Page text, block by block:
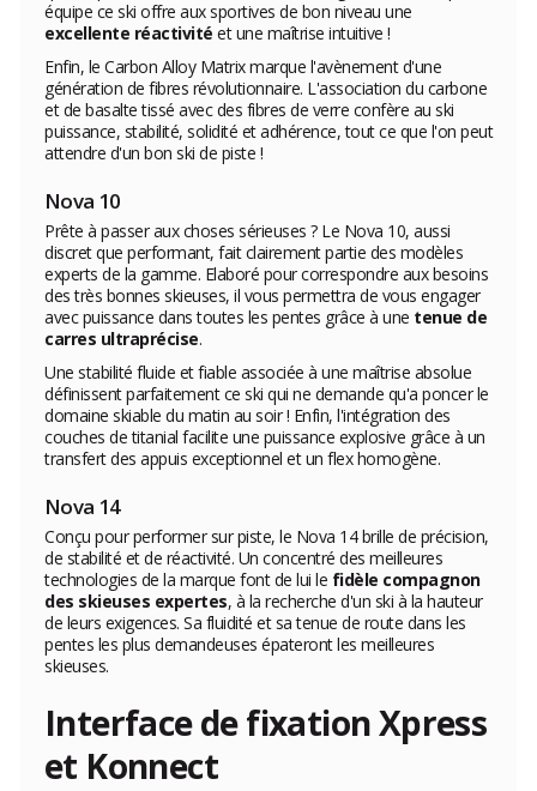
équipe ce ski offre aux sportives de bon niveau une
excellente réactivité et une maîtrise intuitive !
Enfin, le Carbon Alloy Matrix marque l'avènement d'une
génération de fibres révolutionnaire. L'association du carbone
et de basalte tissé avec des fibres de verre confère au ski
puissance, stabilité, solidité et adhérence, tout ce que l'on peut
attendre d'un bon ski de piste !
Nova 10
Prête à passer aux choses sérieuses ? Le Nova 10, aussi
discret que performant, fait clairement partie des modèles
experts de la gamme. Elaboré pour correspondre aux besoins
des très bonnes skieuses, il vous permettra de vous engager
avec puissance dans toutes les pentes grâce à une tenue de
carres ultraprécise.
Une stabilité fluide et fiable associée à une maîtrise absolue
définissent parfaitement ce ski qui ne demande qu'a poncer le
domaine skiable du matin au soir ! Enfin, l'intégration des
couches de titanial facilite une puissance explosive grâce à un
transfert des appuis exceptionnel et un flex homogène.
Nova 14
Conçu pour performer sur piste, le Nova 14 brille de précision,
de stabilité et de réactivité. Un concentré des meilleures
technologies de la marque font de lui le fidèle compagnon
des skieuses expertes, à la recherche d'un ski à la hauteur
de leurs exigences. Sa fluidité et sa tenue de route dans les
pentes les plus demandeuses épateront les meilleures
skieuses.
Interface de fixation Xpress
et Konnect